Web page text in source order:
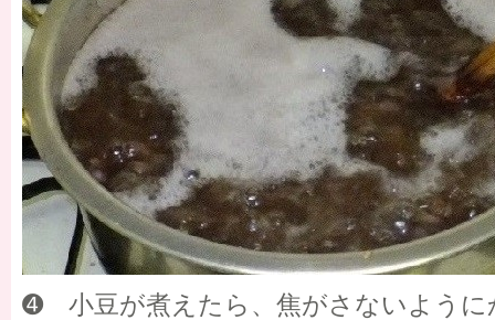
➍ 小豆が煮えたら、焦がさないように